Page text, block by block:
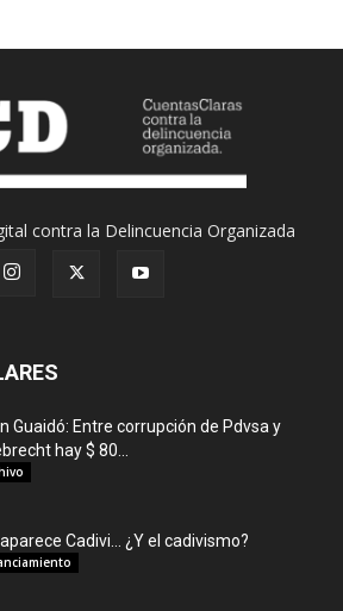
contra la Delincuencia Organizada
Guaidó: Entre corrupción de Pdvsa y
hay $ 80...
Cadivi… ¿Y el cadivismo?